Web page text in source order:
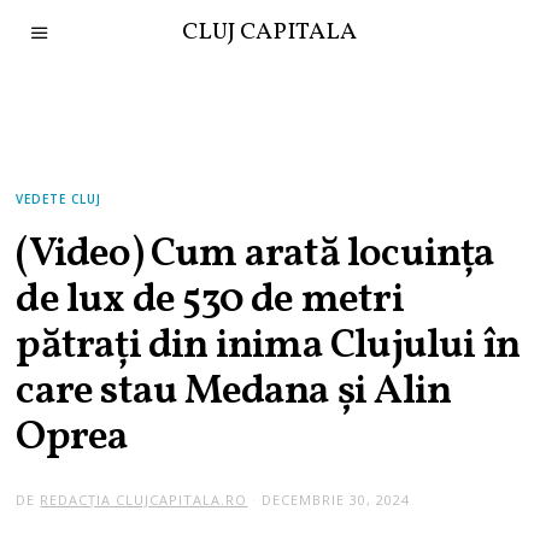
CLUJ CAPITALA
VEDETE CLUJ
(Video) Cum arată locuința
de lux de 530 de metri
pătrați din inima Clujului în
care stau Medana și Alin
Oprea
DE REDACȚIA CLUJCAPITALA.RO DECEMBRIE 30, 2024